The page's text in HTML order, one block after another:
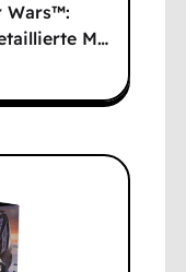
Wars™:
M…